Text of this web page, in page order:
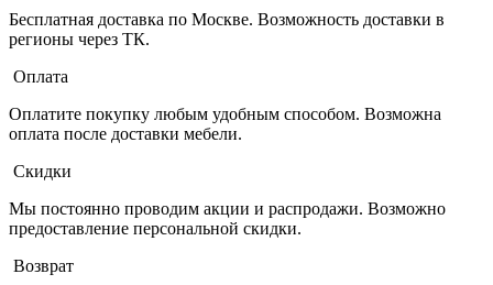
Бесплатная доставка по Москве. Возможность доставки в
регионы через ТК.
Оплата
Оплатите покупку любым удобным способом. Возможна
оплата после доставки мебели.
Скидки
Мы постоянно проводим акции и распродажи. Возможно
предоставление персональной скидки.
Возврат